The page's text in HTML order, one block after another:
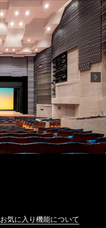
お気に入り機能について